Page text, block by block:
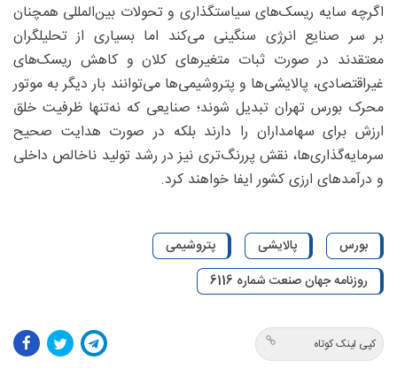
اگرچه سایه ریسک‌های سیاستگذاری و تحولات بین‌المللی همچنان
بر سر صنایع انرژی سنگینی می‌کند اما بسیاری از تحلیلگران
معتقدند در صورت ثبات متغیرهای کلان و کاهش ریسک‌های
غیراقتصادی، پالایشی‌ها و پتروشیمی‌ها می‌توانند بار دیگر به موتور
محرک بورس تهران تبدیل شوند؛ صنایعی که نه‌تنها ظرفیت خلق
ارزش برای سهامداران را دارند بلکه در صورت هدایت صحیح
سرمایه‌گذاری‌ها، نقش پررنگ‌تری نیز در رشد تولید ناخالص داخلی
و درآمدهای ارزی کشور ایفا خواهند کرد.
بورس پالایشی
پتروشیمی
روزنامه جهان صنعت شماره 6116
کپی لینک کوتاه